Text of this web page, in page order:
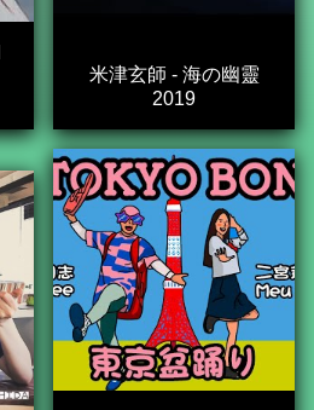
米津玄師 - 海の幽靈
2019